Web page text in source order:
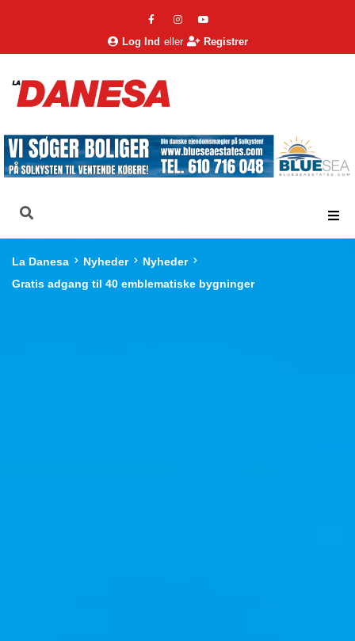
Log Ind eller Registrer
La Danesa Nyheder
Nyheder
Gratis adgang til 40 emblematiske bygninger